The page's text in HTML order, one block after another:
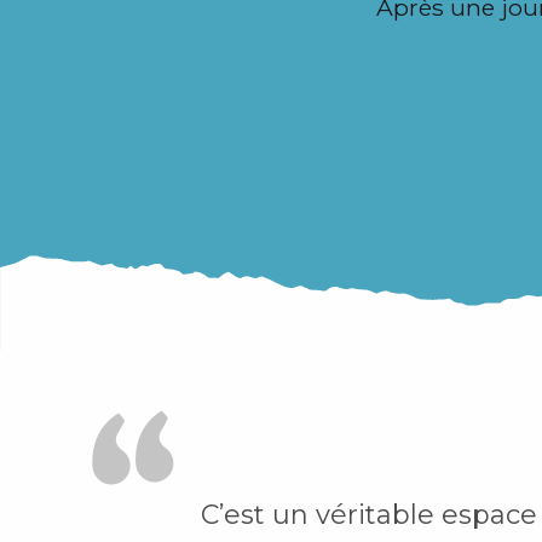
Après une
C’est un véritable